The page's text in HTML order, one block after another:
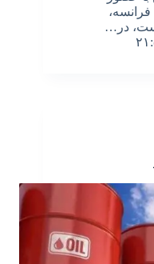
۱+۴ (آلمان، فرانسه،
در…